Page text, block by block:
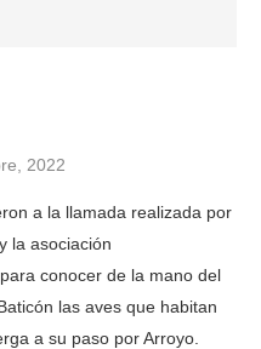
2022
a la llamada realizada por
la asociación
conocer de la mano del
las aves que habitan
a su paso por Arroyo.